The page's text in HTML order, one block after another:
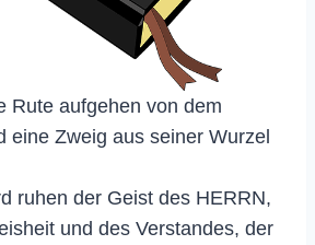
Rute aufgehen von dem
eine Zweig aus seiner Wurzel
ruhen der Geist des HERRN,
und des Verstandes, der